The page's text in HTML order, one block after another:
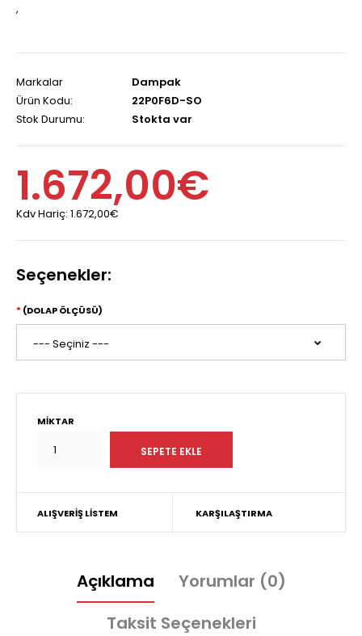
,
Markalar
Dampak
Ürün Kodu:
22P0F6D-SO
Stok Durumu:
Stokta var
1.672,00€
Kdv Hariç: 1.672,00€
Seçenekler:
(DOLAP ÖLÇÜSÜ)
MIKTAR
ALIŞVERIŞ LISTEM KARŞILAŞTIRMA
Açıklama
Yorumlar (0)
Taksit Seçenekleri